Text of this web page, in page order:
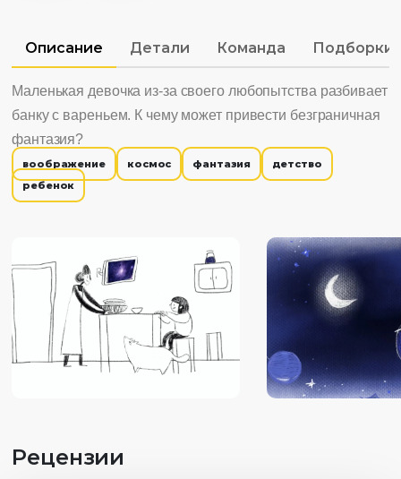
Описание Детали Команда Подборки
Маленькая девочка из-за своего любопытства разбивает
банку с вареньем. К чему может привести безграничная
фантазия?
воображение космос фантазия
детство
ребенок
Рецензии